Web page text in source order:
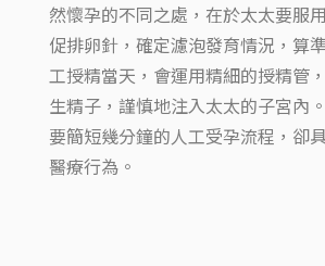
然懷孕的不同之處，在於太太要服
促排卵針，確定濾泡發育情況，算
工授精當天，會運用精細的授精管
生精子，謹慎地注入太太的子宮內
要簡短幾分鐘的人工受孕流程，卻
醫療行為。